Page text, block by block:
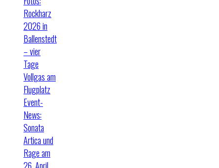
Rockharz
2026 in
Ballenstedt
– vier
Tage
Vollgas am
Flugplatz
Event-
News:
Sonata
Artica und
Rage am